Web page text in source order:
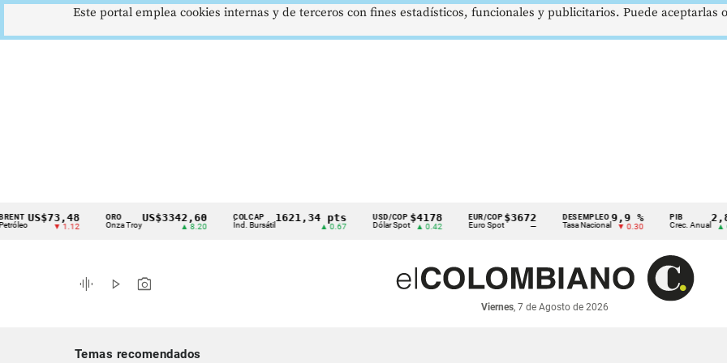
Cintillo
indicadores
económicos
US$73,48
▼ 1.12
ORO
Onza Troy
US$3342,60 COLCAP
Índ. Bursátil
1621,34 pts USD/COP
Dólar Spot
$4178
▲ 0.42
EUR/COP
Euro Spot
$3672
—
DESEMPLEO
Tasa Nacional
9,9 %
▼ 0.30
PIB
Crec. Anual
2,8 %
▲ 0.10
graphic_eq play_arrow photo_camera
Viernes, 7 de Agosto de 2026
Temas recomendados
Este portal emplea cookies internas y de terceros con fines estadísticos, funcionales y publicitarios. Puede aceptarlas